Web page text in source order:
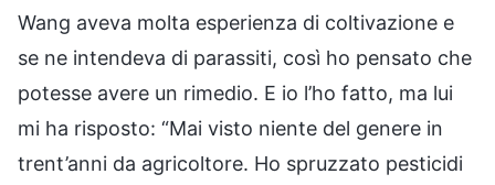
Wang aveva molta esperienza di coltivazione e
se ne intendeva di parassiti, così ho pensato che
potesse avere un rimedio. E io l’ho fatto, ma lui
mi ha risposto: “Mai visto niente del genere in
trent’anni da agricoltore. Ho spruzzato pesticidi